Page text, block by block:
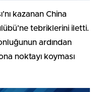
kazanan China
tebriklerini iletti.
ardından
noktayı koyması